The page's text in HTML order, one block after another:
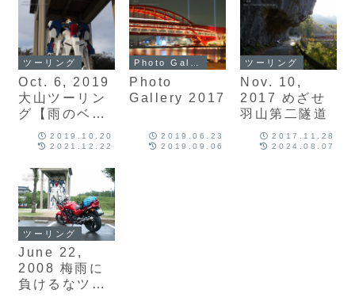
ツーリング
Oct. 6, 2019
大山ツーリン
グ【雨のベー
ルに阻まれ
て】
2019.10.20
2021.12.22
Photo
Gallery 2017
2019.06.23
2019.09.06
ツーリング
Nov. 10,
2017 めざせ
羽山第二隧道
2017.11.28
2024.08.07
ツーリング
June 22,
2008 梅雨に
負けるなツー